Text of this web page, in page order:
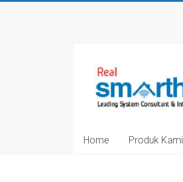
Indonesia
Leading
System
Consultant
Integrator
Home Produk Kami